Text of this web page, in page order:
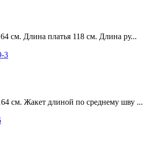
см. Длина платья 118 см. Длина ру...
см. Жакет длиной по среднему шву ...